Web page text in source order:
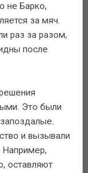
не Барко,
за мяч.
раз за разом,
после
Это были
и вызывали
Например,
оставляют